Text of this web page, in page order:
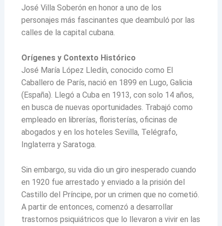
José Villa Soberón en honor a uno de los
personajes más fascinantes que deambuló por las
calles de la capital cubana.
Orígenes y Contexto Histórico
José María López Lledín, conocido como El
Caballero de París, nació en 1899 en Lugo, Galicia
(España). Llegó a Cuba en 1913, con solo 14 años,
en busca de nuevas oportunidades. Trabajó como
empleado en librerías, floristerías, oficinas de
abogados y en los hoteles Sevilla, Telégrafo,
Inglaterra y Saratoga.
Sin embargo, su vida dio un giro inesperado cuando
en 1920 fue arrestado y enviado a la prisión del
Castillo del Príncipe, por un crimen que no cometió.
A partir de entonces, comenzó a desarrollar
trastornos psiquiátricos que lo llevaron a vivir en las